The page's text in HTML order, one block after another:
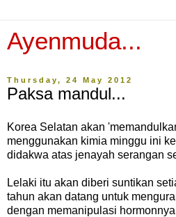
Ayenmuda...
Thursday, 24 May 2012
Paksa mandul...
Korea Selatan akan
menggunakan kimia minggu ini
didakwa atas jenayah serangan
Lelaki itu akan diberi suntikan
tahun akan datang untuk
dengan memanipulasi